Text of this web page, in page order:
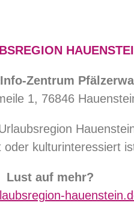
Zentrum
1, 76846
kulturinteressiert
Lust auf mehr?